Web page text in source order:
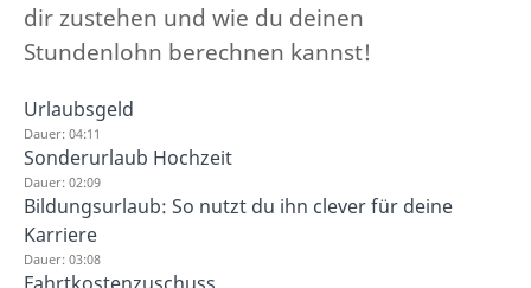
dir zustehen und wie du deinen
Stundenlohn berechnen kannst!
Urlaubsgeld
Dauer: 04:11
Sonderurlaub Hochzeit
Dauer: 02:09
Bildungsurlaub: So nutzt du ihn clever für deine
Karriere
Dauer: 03:08
Fahrtkostenzuschuss